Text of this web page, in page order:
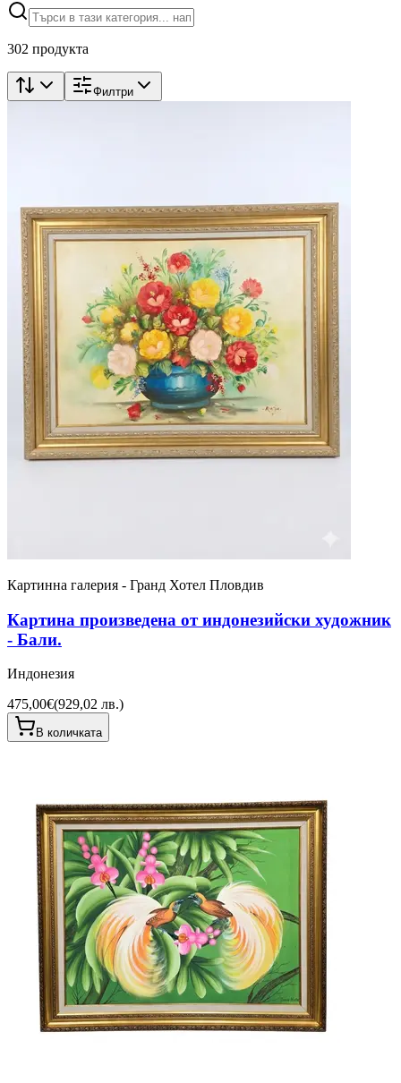
302 продукта
Филтри
Картинна галерия - Гранд Хотел Пловдив
Картина произведена от индонезийски художник
- Бали.
Индонезия
475,00€(929,02 лв.)
В количката